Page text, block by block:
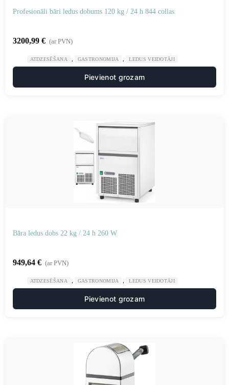
Profesionāli bāri ledus dobums 120 kg / 24 h 844 collas
3200,99 € (ar PVN)
ATDZESĒŠANA GASTRONOMIJA LEDUS VEIDOTĀJI
Pievienot grozam
Bāra ledus dobs 22 kg / 24 h 260 W
949,64 € (ar PVN)
ATDZESĒŠANA GASTRONOMIJA LEDUS VEIDOTĀJI
Pievienot grozam